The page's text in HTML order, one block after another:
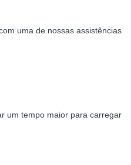
uma de nossas assistências
um tempo maior para carregar